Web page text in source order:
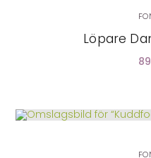
Löpare
LÄGG I